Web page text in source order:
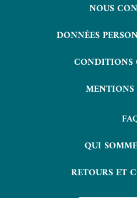
NOUS
DONNÉES
CONDITIONS
MENTIONS
QUI
RETOURS ET